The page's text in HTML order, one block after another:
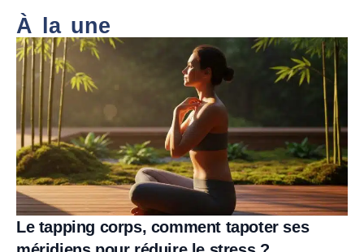
À la une
Le tapping corps, comment tapoter ses